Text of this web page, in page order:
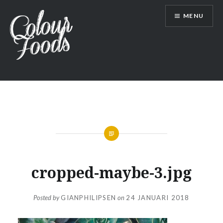
content
vol kleur
MENU
cropped-maybe-3.jpg
Posted byGIANPHILIPSEN on 24 JANUARI 2018